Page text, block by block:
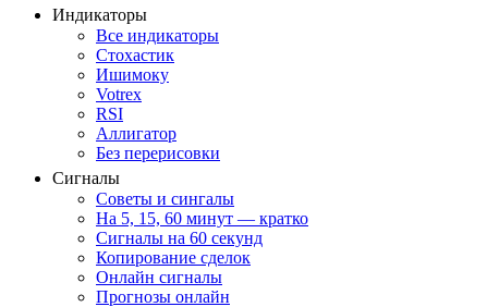
Индикаторы
Все индикаторы
Стохастик
Ишимоку
Votrex
RSI
Аллигатор
Без перерисовки
Сигналы
Советы и сингалы
На 5, 15, 60 минут — кратко
Сигналы на 60 секунд
Копирование сделок
Онлайн сигналы
Прогнозы онлайн